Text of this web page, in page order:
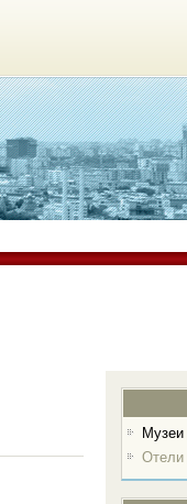
Музеи
Отели